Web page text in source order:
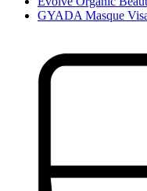
GYADA Masque